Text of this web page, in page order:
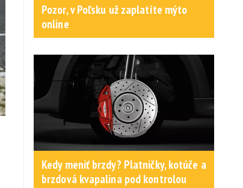
Pozor, v Poľsku už zaplatíte mýto
online
Kedy meniť brzdy? Platničky, kotúče a
brzdová kvapalina pod kontrolou